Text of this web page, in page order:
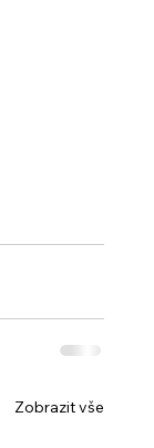
Zobrazit vše